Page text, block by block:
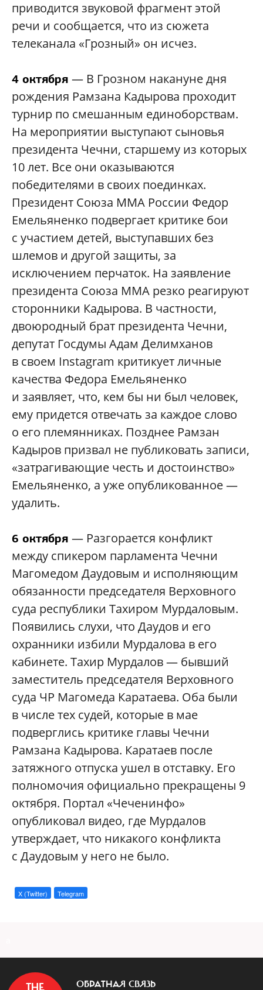
приводится звуковой фрагмент этой
речи и сообщается, что из сюжета
телеканала «Грозный» он исчез.
4 октября — В Грозном накануне дня
рождения Рамзана Кадырова проходит
турнир по смешанным единоборствам.
На мероприятии выступают сыновья
президента Чечни, старшему из которых
10 лет. Все они оказываются
победителями в своих поединках.
Президент Союза MMA России Федор
Емельяненко подвергает критике бои
с участием детей, выступавших без
шлемов и другой защиты, за
исключением перчаток. На заявление
президента Союза MMA резко реагируют
сторонники Кадырова. В частности,
двоюродный брат президента Чечни,
депутат Госдумы Адам Делимханов
в своем Instagram критикует личные
качества Федора Емельяненко
и заявляет, что, кем бы ни был человек,
ему придется отвечать за каждое слово
о его племянниках. Позднее Рамзан
Кадыров призвал не публиковать записи,
«затрагивающие честь и достоинство»
Емельяненко, а уже опубликованное —
удалить.
6 октября — Разгорается конфликт
между спикером парламента Чечни
Магомедом Даудовым и исполняющим
обязанности председателя Верховного
суда республики Тахиром Мурдаловым.
Появились слухи, что Даудов и его
охранники избили Мурдалова в его
кабинете. Тахир Мурдалов — бывший
заместитель председателя Верховного
суда ЧР Магомеда Каратаева. Оба были
в числе тех судей, которые в мае
подверглись критике главы Чечни
Рамзана Кадырова. Каратаев после
затяжного отпуска ушел в отставку. Его
полномочия официально прекращены 9
октября. Портал «Чеченинфо»
опубликовал видео, где Мурдалов
утверждает, что никакого конфликта
с Даудовым у него не было.
X (Twitter) Telegram
ОБРАТНАЯ СВЯЗЬ